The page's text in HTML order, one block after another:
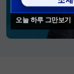
오늘 하루 그만보기